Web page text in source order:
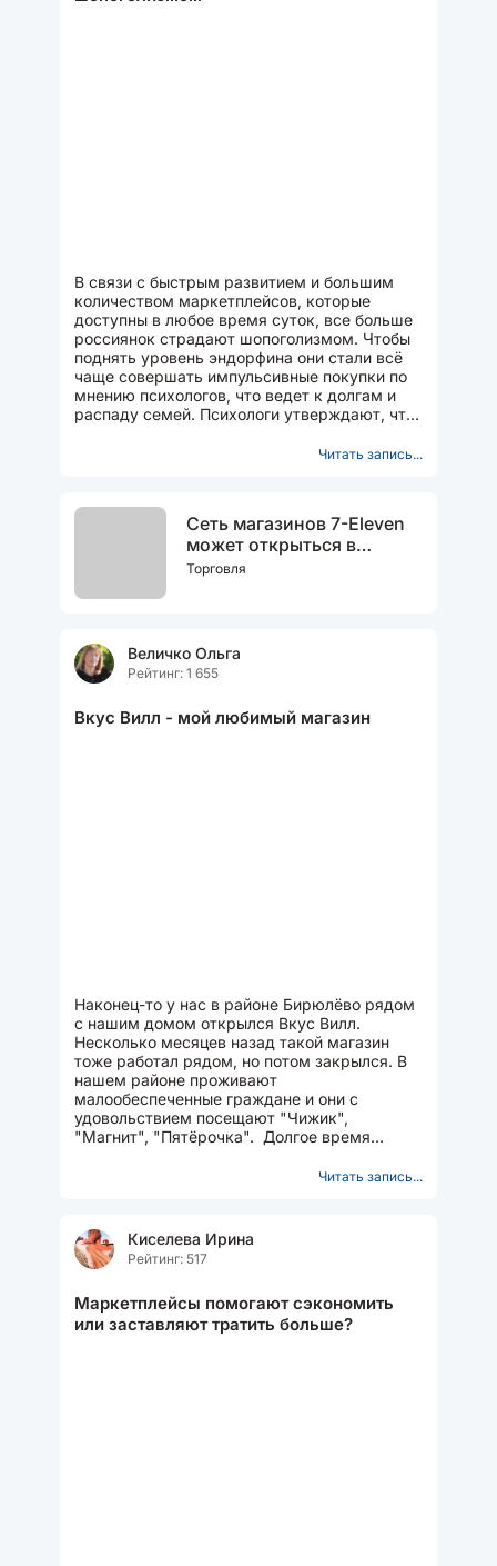
В связи с быстрым развитием и большим
количеством маркетплейсов, которые
доступны в любое время суток, все больше
россиянок страдают шопоголизмом. Чтобы
поднять уровень эндорфина они стали всё
чаще совершать импульсивные покупки по
мнению психологов, что ведет к долгам и
распаду семей. Психологи утверждают, что
Читать запись...
Сеть магазинов 7-Eleven
может открыться в
России в 2026 году
Торговля
Величко Ольга
Рейтинг: 1 655
Вкус Вилл - мой любимый магазин
Наконец-то у нас в районе Бирюлёво рядом
с нашим домом открылся Вкус Вилл.
Несколько месяцев назад такой магазин
тоже работал рядом, но потом закрылся. В
нашем районе проживают
малообеспеченные граждане и они с
удовольствием посещают "Чижик",
"Магнит", "Пятёрочка". Долгое время
Читать запись...
Киселева Ирина
Рейтинг: 517
Маркетплейсы помогают сэкономить
или заставляют тратить больше?